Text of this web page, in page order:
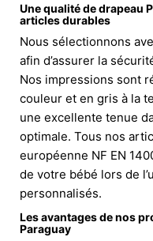
Une qualité de drapeau
articles durables
Nous sélectionnons
afin d’assurer la
Nos impressions sont
couleur et en gris à la
une excellente tenue
optimale. Tous nos
européenne NF EN
de votre bébé lors de
personnalisés.
Les avantages de nos
Paraguay